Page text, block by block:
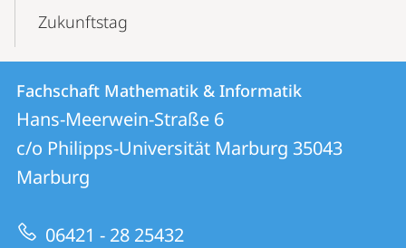
Zukunftstag
Kontakt
und
Informationen
zur
Website
Kontaktinformationen
Fachschaft
Mathematik
&
Informatik
Fachschaft Mathematik & Informatik
Hans-Meerwein-Straße 6
c/o Philipps-Universität Marburg 35043
Marburg
06421 - 28 25432